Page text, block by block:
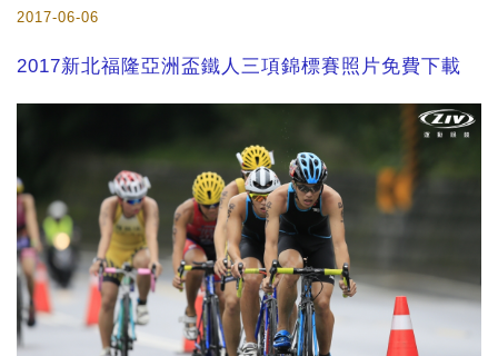
2017-06-06
2017新北福隆亞洲盃鐵人三項錦標賽照片免費下載